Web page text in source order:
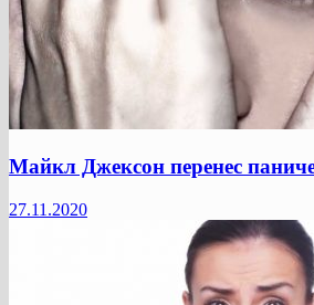
Майкл Джексон перенес
27.11.2020